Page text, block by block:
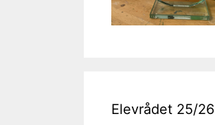
Elevrådet 25/26